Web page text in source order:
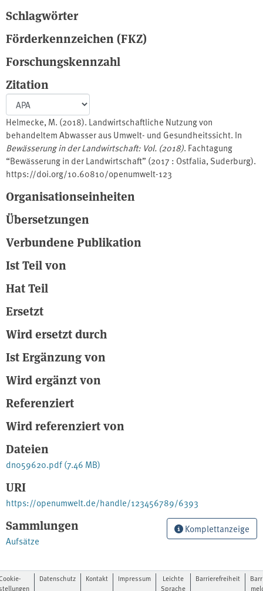
Schlagwörter
Förderkennzeichen (FKZ)
Forschungskennzahl
Zitation
Helmecke, M. (2018). Landwirtschaftliche Nutzung von
behandeltem Abwasser aus Umwelt- und Gesundheitssicht. In
Bewässerung in der Landwirtschaft: Vol. (2018). Fachtagung
“Bewässerung in der Landwirtschaft” (2017 : Ostfalia, Suderburg).
https://doi.org/10.60810/openumwelt-123
Organisationseinheiten
Übersetzungen
Verbundene Publikation
Ist Teil von
Hat Teil
Ersetzt
Wird ersetzt durch
Ist Ergänzung von
Wird ergänzt von
Referenziert
Wird referenziert von
Dateien
dn059620.pdf(7.46 MB)
URI
https://openumwelt.de/handle/123456789/6393
Sammlungen
Aufsätze
Komplettanzeige
Datenschutz Kontakt Impressum
Leichte
Sprache
Barrierefreiheit